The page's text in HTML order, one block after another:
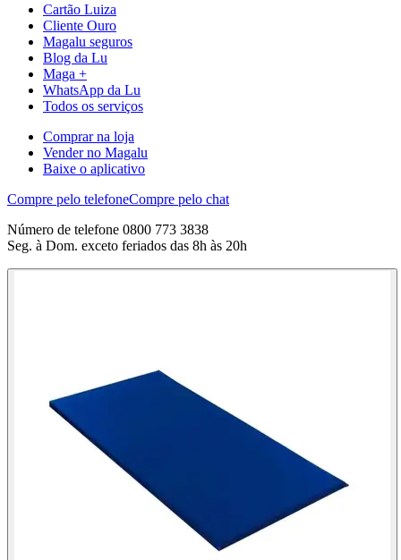
Cartão Luiza
Cliente Ouro
Magalu seguros
Blog da Lu
Maga +
WhatsApp da Lu
Todos os serviços
Comprar na loja
Vender no Magalu
Baixe o aplicativo
Compre pelo telefoneCompre pelo chat
Número de telefone 0800 773 3838
Seg. à Dom. exceto feriados das 8h às 20h